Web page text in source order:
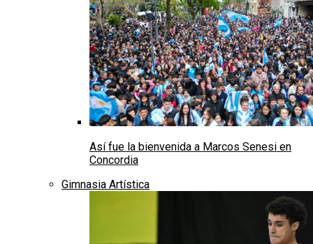
Así fue la bienvenida a Marcos Senesi en
Concordia
Gimnasia Artística